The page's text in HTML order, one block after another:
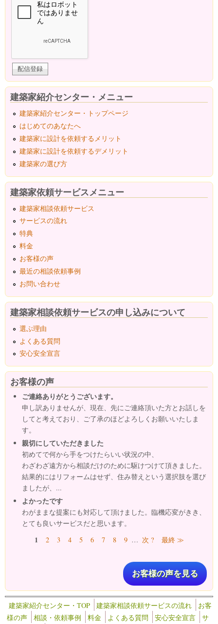
建築家紹介センター・メニュー
建築家紹介センター・トップページ
はじめてのあなたへ
建築家に設計を依頼するメリット
建築家に設計を依頼するデメリット
建築家の選び方
建築家依頼サービスメニュー
建築家相談依頼サービス
サービスの流れ
特典
料金
お客様の声
最近の相談依頼事例
お問い合わせ
建築家相談依頼サービスの申し込みについて
選ぶ理由
よくある質問
安心安全宣言
お客様の声
ご連絡ありがとうございます。
申し訳ありませんが、現在、先にご連絡頂いた方とお話しを
してと考えており、ご了承のほどよろしくお願いいたしま
す。
親切にしていただきました
初めてで何から手をつけたらいい状況の中、
わざわざ遠方から相談だけのために駆けつけて頂きました。
結果的にはリフォームはせず、住み替えという選択肢を選び
ましたが、...
よかったです
わがままな提案にも対応して頂けました。臨機応変がきき、
とても良いサービスだと思います。
ページ1 2 3 4 5 6 7 8 9 … 次 ? 最終 ≫
お客様の声を見る
建築家紹介センター・TOP 建築家相談依頼サービスの流れ
お客
様の声
相談・依頼事例 料金 よくある質問 安心安全宣言
サ